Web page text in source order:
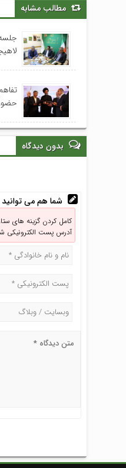
مطالب مشابه
بدون دیدگاه
شما هم می توانید
کامل کردن گزینه های
آدرس پست الکترونیکی